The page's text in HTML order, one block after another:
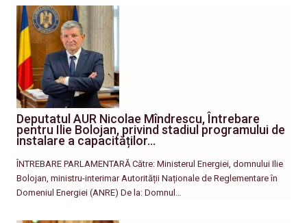
Deputatul AUR Nicolae Mîndrescu, Întrebare
pentru Ilie Bolojan, privind stadiul programului de
instalare a capacităților…
ÎNTREBARE PARLAMENTARĂ Către: Ministerul Energiei, domnului Ilie
Bolojan, ministru-interimar Autorității Naționale de Reglementare în
Domeniul Energiei (ANRE) De la: Domnul…